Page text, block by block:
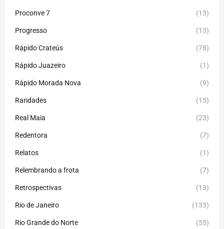
Proconve 7 (13)
Progresso (13)
Rápido Crateús (78)
Rápido Juazeiro (1)
Rápido Morada Nova (9)
Raridades (15)
Real Maia (23)
Redentora (7)
Relatos (1)
Relembrando a frota (7)
Retrospectivas (13)
Rio de Janeiro (133)
Rio Grande do Norte (55)